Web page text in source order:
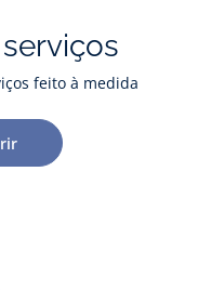
feito à medida